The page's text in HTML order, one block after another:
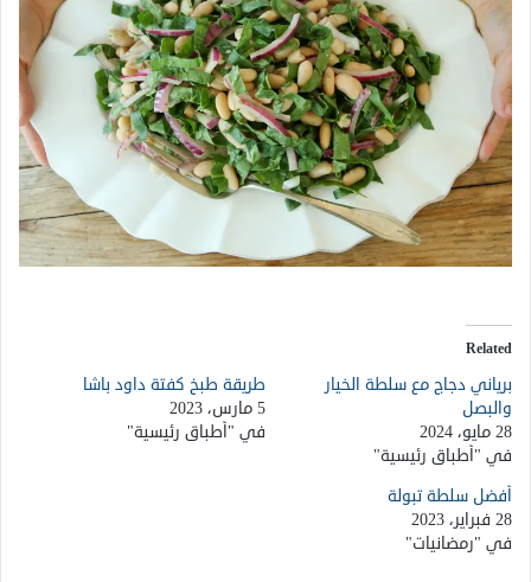
Related
برياني دجاج مع سلطة الخيار
والبصل
28 مايو، 2024
في "أطباق رئيسية"
طريقة طبخ كفتة داود باشا
5 مارس، 2023
في "أطباق رئيسية"
أفضل سلطة تبولة
28 فبراير، 2023
في "رمضانيات"